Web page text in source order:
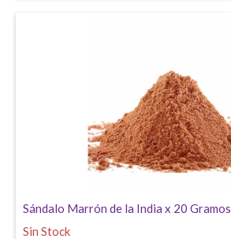
Sándalo Marrón de la India x 20 Gramos
Sin Stock